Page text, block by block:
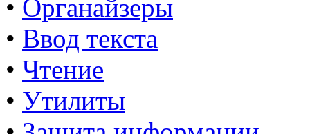
• Органайзеры
• Ввод текста
• Чтение
• Утилиты